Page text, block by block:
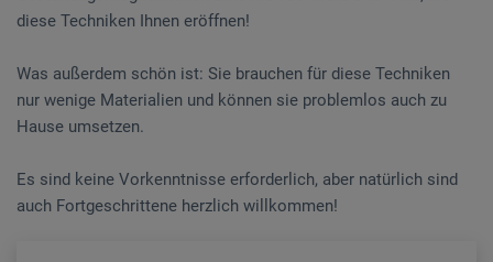
diese Techniken Ihnen eröffnen!
Was außerdem schön ist: Sie brauchen für diese Techniken
nur wenige Materialien und können sie problemlos auch zu
Hause umsetzen.
Es sind keine Vorkenntnisse erforderlich, aber natürlich sind
auch Fortgeschrittene herzlich willkommen!